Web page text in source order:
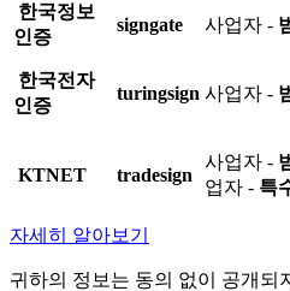
한국정보
인증
signgate 사업자 -
한국전자
인증
turingsign 사업자 -
KTNET tradesign
사업자 -
업자 - 특
자세히 알아보기
귀하의 정보는 동의 없이 공개되